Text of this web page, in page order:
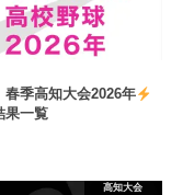
春季高知大会2026年
果一覧
高知大会